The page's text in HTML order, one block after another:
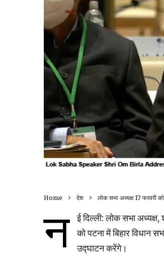
Home देश लोक सभा अध्यक्ष 17 फरवरी
न
ई दिल्ली: लोक सभा
को पटना में बिहार विधान
उद्घाटन करेंगे।